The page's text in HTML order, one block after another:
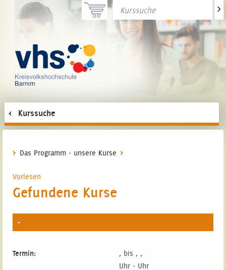
>
Kurssuche
Das Programm - unsere Kurse
Vorlesen
Gefundene Kurse
-
Termin:
, bis , ,
Uhr - Uhr